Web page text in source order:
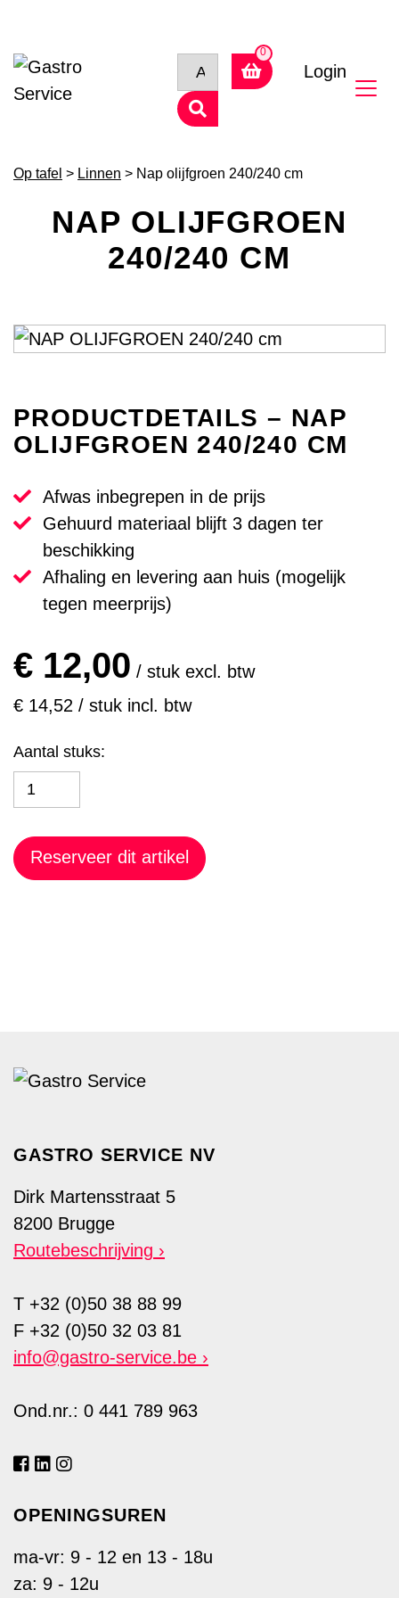
Login
Op tafel > Linnen > Nap olijfgroen 240/240 cm
NAP OLIJFGROEN
240/240 CM
PRODUCTDETAILS – NAP
OLIJFGROEN 240/240 CM
Afwas inbegrepen in de prijs
Gehuurd materiaal blijft 3 dagen ter
beschikking
Afhaling en levering aan huis (mogelijk
tegen meerprijs)
€ 12,00 / stuk excl. btw
€ 14,52 / stuk incl. btw
Aantal stuks:
Reserveer dit artikel
GASTRO SERVICE NV
Dirk Martensstraat 5
8200 Brugge
Routebeschrijving
T +32 (0)50 38 88 99
F +32 (0)50 32 03 81
info@gastro-service.be
Ond.nr.: 0 441 789 963
OPENINGSUREN
ma-vr: 9 - 12 en 13 - 18u
za: 9 - 12u